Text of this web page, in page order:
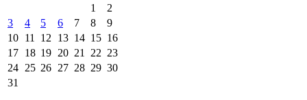
1
2
3
4 5 6 7 8
9
10 11 12 13 14 15 16
17 18 19 20 21 22 23
24 25 26 27 28 29 30
31